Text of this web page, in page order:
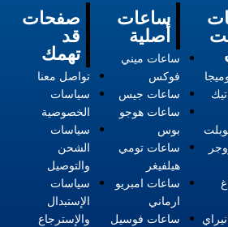
صفحات
قد
تهمك
تواصل معنا
سياسات
الخصوصية
سياسات
الشحن
والتوصيل
سياسات
الإستبدال
والإسترجاع
ساعات
أصلية
ساعات ميني
فوكس
ساعات جيس
ساعات هوجو
بوس
ساعات تومي
هيلفيغر
ساعات امبريو
ارماني
ساعات فوسيل